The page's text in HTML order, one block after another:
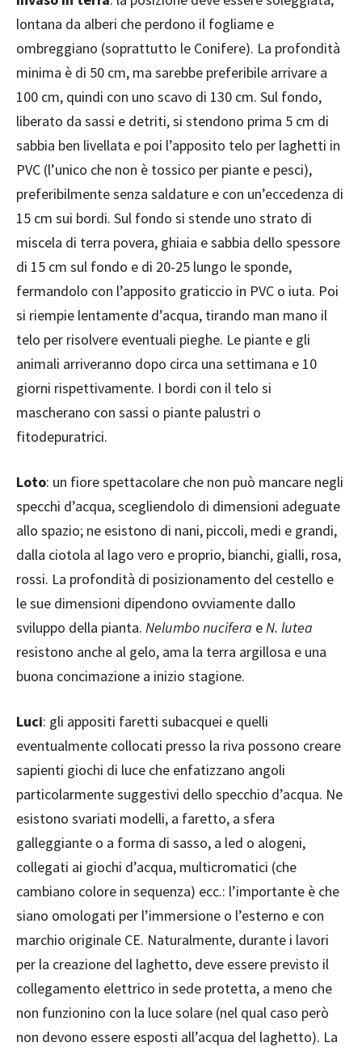
lontana da alberi che perdono il fogliame e
ombreggiano (soprattutto le Conifere). La profondità
minima è di 50 cm, ma sarebbe preferibile arrivare a
100 cm, quindi con uno scavo di 130 cm. Sul fondo,
liberato da sassi e detriti, si stendono prima 5 cm di
sabbia ben livellata e poi l’apposito telo per laghetti in
PVC (l’unico che non è tossico per piante e pesci),
preferibilmente senza saldature e con un’eccedenza di
15 cm sui bordi. Sul fondo si stende uno strato di
miscela di terra povera, ghiaia e sabbia dello spessore
di 15 cm sul fondo e di 20-25 lungo le sponde,
fermandolo con l’apposito graticcio in PVC o iuta. Poi
si riempie lentamente d’acqua, tirando man mano il
telo per risolvere eventuali pieghe. Le piante e gli
animali arriveranno dopo circa una settimana e 10
giorni rispettivamente. I bordi con il telo si
mascherano con sassi o piante palustri o
fitodepuratrici.
Loto: un fiore spettacolare che non può mancare negli
specchi d’acqua, scegliendolo di dimensioni adeguate
allo spazio; ne esistono di nani, piccoli, medi e grandi,
dalla ciotola al lago vero e proprio, bianchi, gialli, rosa,
rossi. La profondità di posizionamento del cestello e
le sue dimensioni dipendono ovviamente dallo
sviluppo della pianta. Nelumbo nucifera eN. lutea
resistono anche al gelo, ama la terra argillosa e una
buona concimazione a inizio stagione.
Luci: gli appositi faretti subacquei e quelli
eventualmente collocati presso la riva possono creare
sapienti giochi di luce che enfatizzano angoli
particolarmente suggestivi dello specchio d’acqua. Ne
esistono svariati modelli, a faretto, a sfera
galleggiante o a forma di sasso, a led o alogeni,
collegati ai giochi d’acqua, multicromatici (che
cambiano colore in sequenza) ecc.: l’importante è che
siano omologati per l’immersione o l’esterno e con
marchio originale CE. Naturalmente, durante i lavori
per la creazione del laghetto, deve essere previsto il
collegamento elettrico in sede protetta, a meno che
non funzionino con la luce solare (nel qual caso però
non devono essere esposti all’acqua del laghetto). La